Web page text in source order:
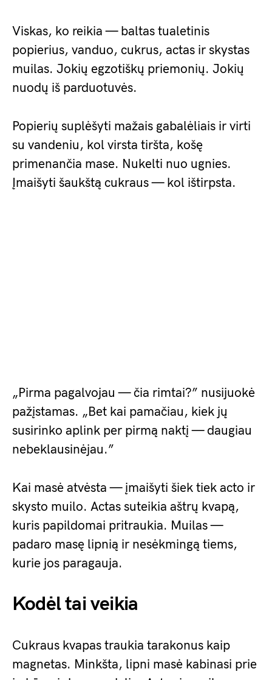
Viskas, ko reikia — baltas tualetinis
popierius, vanduo, cukrus, actas ir skystas
muilas. Jokių egzotiškų priemonių. Jokių
nuodų iš parduotuvės.
Popierių suplėšyti mažais gabalėliais ir virti
su vandeniu, kol virsta tiršta, košę
primenančia mase. Nukelti nuo ugnies.
Įmaišyti šaukštą cukraus — kol ištirpsta.
„Pirma pagalvojau — čia rimtai?” nusijuokė
pažįstamas. „Bet kai pamačiau, kiek jų
susirinko aplink per pirmą naktį — daugiau
nebeklausinėjau.”
Kai masė atvėsta — įmaišyti šiek tiek acto ir
skysto muilo. Actas suteikia aštrų kvapą,
kuris papildomai pritraukia. Muilas —
padaro masę lipnią ir nesėkmingą tiems,
kurie jos paragauja.
Kodėl tai veikia
Cukraus kvapas traukia tarakonus kaip
magnetas. Minkšta, lipni masė kabinasi prie